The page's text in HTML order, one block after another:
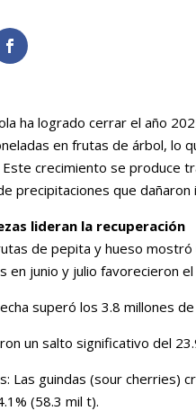
ha logrado cerrar el año
en frutas de árbol, lo
crecimiento se produce
precipitaciones que
lideran la recuperación
de pepita y hueso
en junio y julio favorecieron
superó los 3.8 millones
un salto significativo del
Las guindas (sour cherries)
(58.3 mil t).